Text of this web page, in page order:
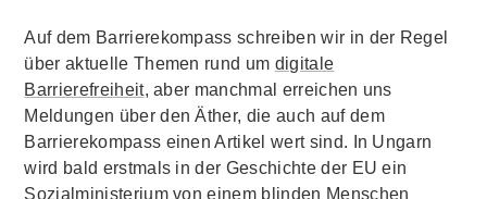
Auf dem Barrierekompass schreiben wir in der Regel
über aktuelle Themen rund um digitale
Barrierefreiheit, aber manchmal erreichen uns
Meldungen über den Äther, die auch auf dem
Barrierekompass einen Artikel wert sind. In Ungarn
wird bald erstmals in der Geschichte der EU ein
Sozialministerium von einem blinden Menschen